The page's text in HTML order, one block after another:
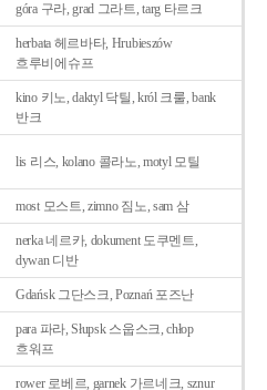
góra 구라, grad 그라트, targ 타르크
herbata 헤르바타, Hrubieszów
흐루비에슈프
kino 키노, daktyl 닥틸, król 크룰, bank
반크
lis 리스, kolano 콜라노, motyl 모틸
most 모스트, zimno 짐노, sam 삼
nerka 네르카, dokument 도쿠멘트,
dywan 디반
Gdańsk 그단스크, Poznań 포즈난
para 파라, Słupsk 스웁스크, chłop
흐워프
rower 로베르, garnek 가르네크, sznur